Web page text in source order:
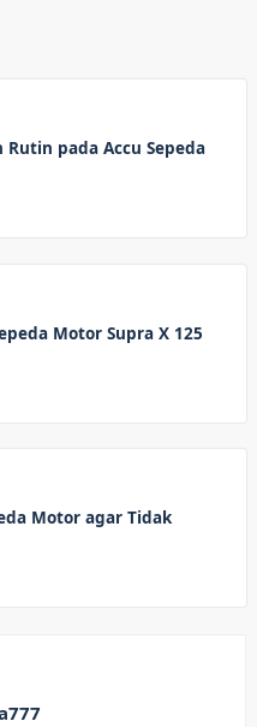
pada Accu Sepeda
Motor Supra X 125
Motor agar Tidak